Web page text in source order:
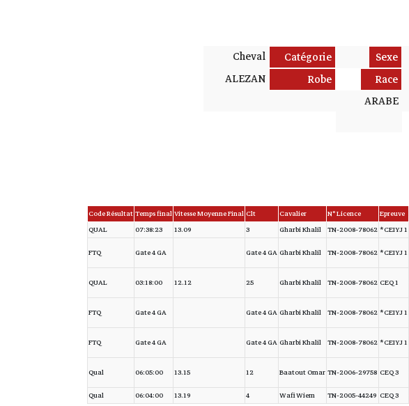
Sexe
Race
ARABE
Catégorie
Cheval
Robe
ALEZAN
Epreuve
N° Licence
Cavalier
Clt
Vitesse Moyenne Final
Temps final
Code Résultat
CEIYJ 1*
TN-2008-78062
Gharbi Khalil
3
13.09
07:38:23
QUAL
CEIYJ 1*
TN-2008-78062
Gharbi Khalil
Gate 4 GA
Gate 4 GA
FTQ
CEQ 1
TN-2008-78062
Gharbi Khalil
25
12.12
03:18:00
QUAL
CEIYJ 1*
TN-2008-78062
Gharbi Khalil
Gate 4 GA
Gate 4 GA
FTQ
CEIYJ 1*
TN-2008-78062
Gharbi Khalil
Gate 4 GA
Gate 4 GA
FTQ
CEQ 3
TN-2006-29758
Baatout Omar
12
13.15
06:05:00
Qual
CEQ 3
TN-2005-44249
Wafi Wiem
4
13.19
06:04:00
Qual